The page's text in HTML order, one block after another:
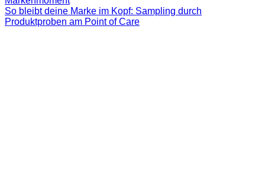
So bleibt deine Marke im Kopf: Sampling durch
Produktproben am Point of Care